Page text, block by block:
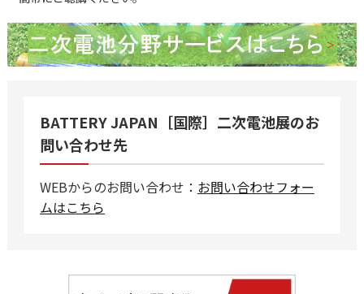
BATTERY JAPAN［国際］二次電池展のお
問い合わせ先
WEBからのお問い合わせ： お問い合わせフォー
ムはこちら